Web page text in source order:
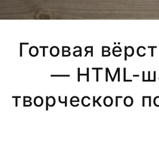
Готовая
— HTML-
творческого